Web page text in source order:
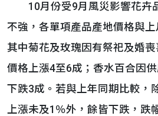
10月份受9月風災影響花卉
不強，各單項產品產地價格與上
其中菊花及玫瑰因有祭祀及婚
價格上漲4至6成；香水百合因
下跌3成。若與上年同期比較，
上漲未及1％外，餘皆下跌，跌